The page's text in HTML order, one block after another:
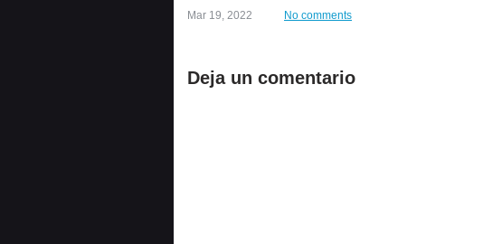
Mar 19, 2022 No comments
Deja un comentario